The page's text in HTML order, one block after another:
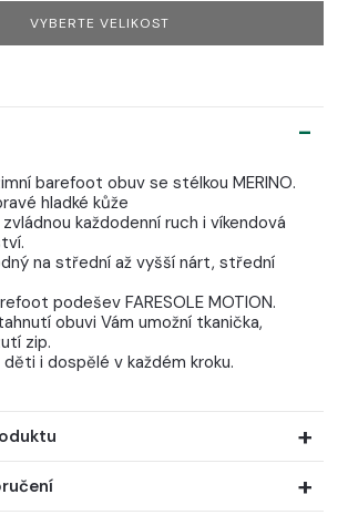
VYBERTE VELIKOST
barefoot obuv se stélkou MERINO.
hladké kůže
každodenní ruch i víkendová
na střední až vyšší nárt, střední
podešev FARESOLE MOTION.
obuvi Vám umožní tkanička,
zip.
i dospělé v každém kroku.